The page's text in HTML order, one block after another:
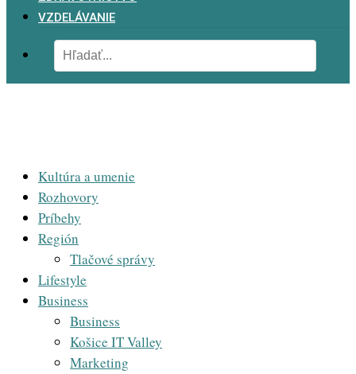
VZDELÁVANIE
Kultúra a umenie
Rozhovory
Príbehy
Región
Tlačové správy
Lifestyle
Business
Business
Košice IT Valley
Marketing